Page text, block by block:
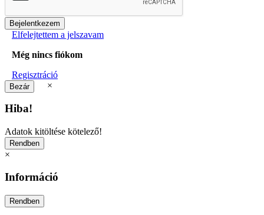
Elfelejtettem a jelszavam
Még nincs fiókom
Regisztráció
×
Hiba!
Adatok kitöltése kötelező!
×
Információ